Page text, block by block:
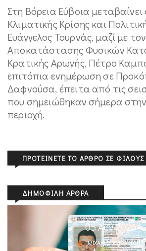
Στη Βόρεια Εύβοια
Κλιματικής Κρίσης και
Ευάγγελος Τουρνάς, μαζί με
Αποκατάστασης Φυσικών
Κρατικής Αρωγής, Πέτρο
επιτόπια ενημέρωση σε
Δαφνούσα, έπειτα από τις
που σημειώθηκαν σήμερα
περιοχή.
ΠΡΟΤΕΊΝΕΤΕ ΤΟ ΆΡΘΡΟ ΣΕ ΦΊΛΟΥΣ
ΔΗΜΟΦΙΛΉ ΆΡΘΡΑ
05 Αυγ 2026
ΜΙΧΆΛΗΣ ΚΥΡΙΑΚΊΔΗΣ